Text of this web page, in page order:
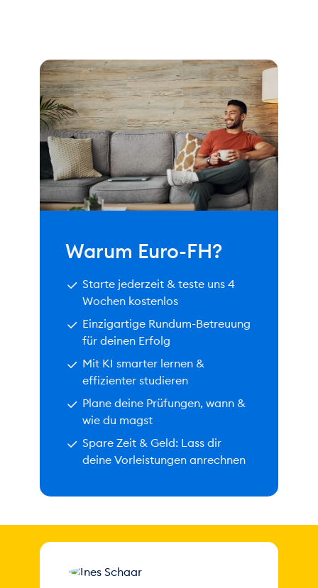
Warum Euro-FH?
Starte jederzeit & teste uns 4
Wochen kostenlos
Einzigartige Rundum-Betreuung
für deinen Erfolg
Mit KI smarter lernen &
effizienter studieren
Plane deine Prüfungen, wann &
wie du magst
Spare Zeit & Geld: Lass dir
deine Vorleistungen anrechnen